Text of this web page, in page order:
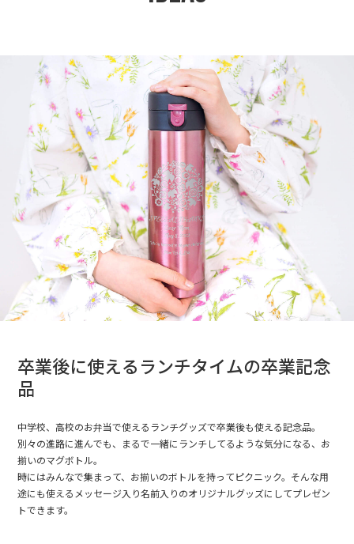
卒業後に使えるランチタイムの卒業記念
品
中学校、高校のお弁当で使えるランチグッズで卒業後も使える記念品。
別々の進路に進んでも、まるで一緒にランチしてるような気分になる、お
揃いのマグボトル。
時にはみんなで集まって、お揃いのボトルを持ってピクニック。そんな用
途にも使えるメッセージ入り名前入りのオリジナルグッズにしてプレゼン
トできます。